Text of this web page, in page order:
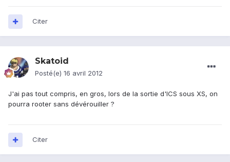
Citer
Skatoid
Posté(e) 16 avril 2012
J'ai pas tout compris, en gros, lors de la sortie d'ICS sous XS, on
pourra rooter sans dévérouiller ?
Citer